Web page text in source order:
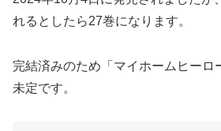
れるとしたら27巻になります。
完結済みのため「マイホームヒーロ
未定です。